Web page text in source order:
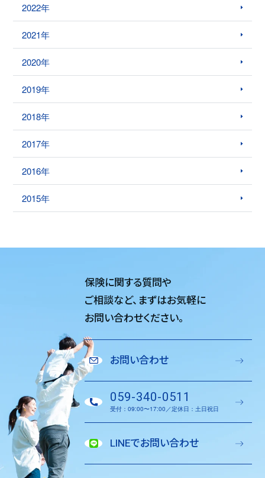
2022年
2021年
2020年
2019年
2018年
2017年
2016年
2015年
保険に関する質問や
ご相談など、 まずはお気軽に
お問い合わせください。
お問い合わせ
059-340-0511
受付：09:00〜17:00／定休日：土日祝日
LINEでお問い合わせ